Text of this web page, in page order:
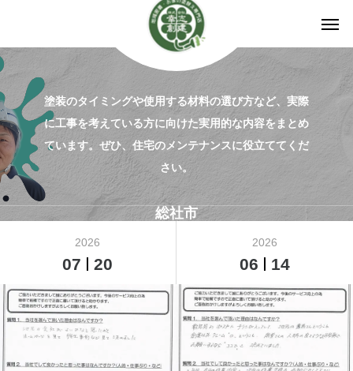
塗装のタイミングや使用する材料の選び方など、実際
に工事を考えている方に向けた実用的な内容をまとめ
ています。ぜひ、住宅のメンテナンスに役立ててくだ
さい。
総社市
2026
07 20
2026
06 14